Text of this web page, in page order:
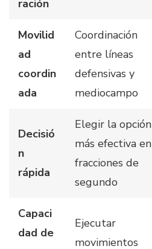
ración
Movilid
ad
coordin
ada
Coordinación
entre líneas
defensivas y
mediocampo
Decisió
n
rápida
Elegir la opción
más efectiva en
fracciones de
segundo
Capaci
dad de
Ejecutar
movimientos